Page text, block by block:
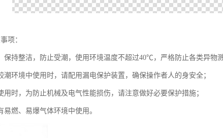
项：
保持整洁，防止受潮，使用环境温度不超过40℃，严格防止各类异物
潮环境中使用时，请配用漏电保护装置，确保操作者人的身安全；
用时，为防止机械及电气性能损伤，请注意做好必要保护措施；
易燃、易爆气体环境中使用。